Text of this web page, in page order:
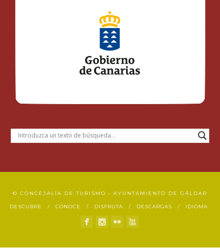
© CONCEJALÍA DE TURISMO • AYUNTAMIENTO DE GÁLDAR
DESCUBRE CONOCE DISFRUTA DESCARGAS IDIOMA